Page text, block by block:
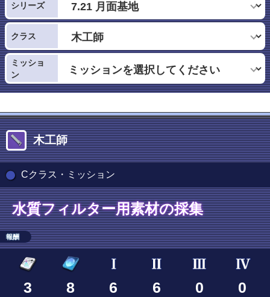
シリーズ
クラス
ミッショ
ン
木工師
Cクラス・ミッション
水質フィルター用素材の採集
報酬
3 8 6 6 0 0